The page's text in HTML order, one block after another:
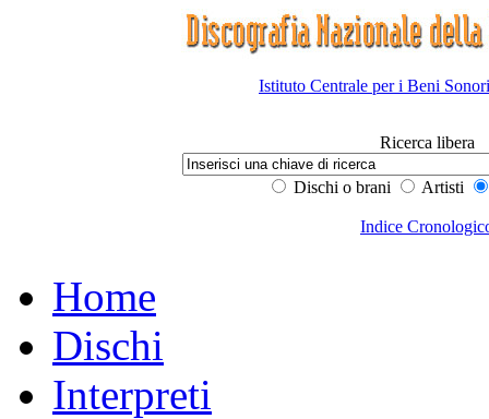
Istituto Centrale per i Beni
Ricerca libera
Dischi o brani Artisti
Indice
Home
Dischi
Interpreti